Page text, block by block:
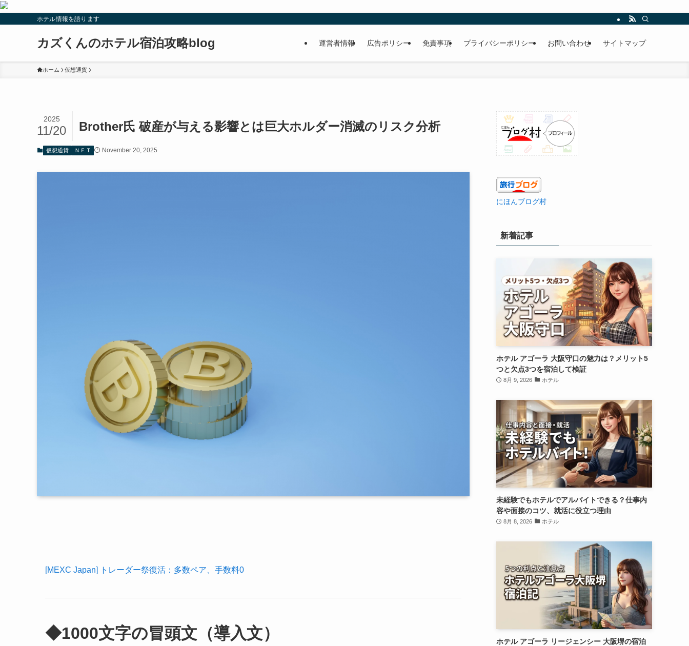
ホテル情報を語ります
カズくんのホテル宿泊攻略blog 運営者情報 広告ポリシー 免責事項 プライバシーポリシー お問い合わせ サイトマップ
ホーム 仮想通貨
Brother氏 破産が与える影響とは巨大ホルダー消滅のリスク分析
2025
11/20
仮想通貨 ＮＦＴ November 20, 2025
[MEXC Japan] トレーダー祭復活：多数ペア、手数料0
◆1000文字の冒頭文（導入文）
にほんブログ村
新着記事
ホテル アゴーラ 大阪守口の魅力は？メリット5
つと欠点3つを宿泊して検証
8月 9, 2026 ホテル
未経験でもホテルでアルバイトできる？仕事内
容や面接のコツ、就活に役立つ理由
8月 8, 2026 ホテル
ホテル アゴーラ リージェンシー 大阪堺の宿泊